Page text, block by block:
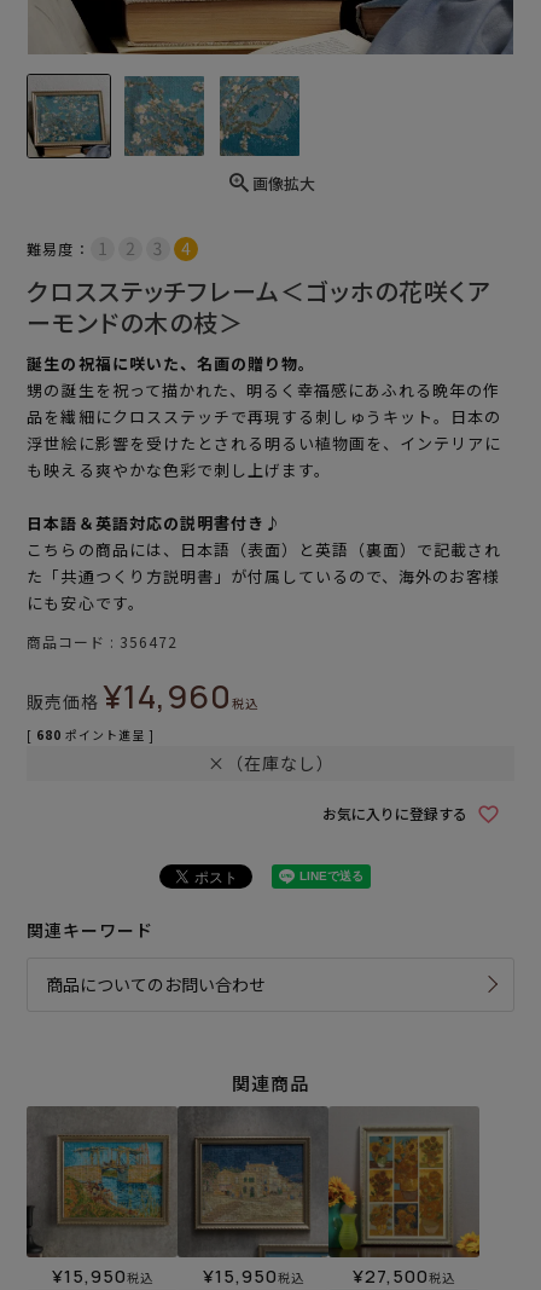
画像拡大
難易度：
クロスステッチフレーム＜ゴッホの花咲くア
ーモンドの木の枝＞
誕生の祝福に咲いた、名画の贈り物。
甥の誕生を祝って描かれた、明るく幸福感にあふれる晩年の作
品を繊細にクロスステッチで再現する刺しゅうキット。日本の
浮世絵に影響を受けたとされる明るい植物画を、インテリアに
も映える爽やかな色彩で刺し上げます。
日本語＆英語対応の説明書付き♪
こちらの商品には、日本語（表面）と英語（裏面）で記載され
た「共通つくり方説明書」が付属しているので、海外のお客様
にも安心です。
商品コード 356472
販売価格 ¥14,960税込
[ 680 ポイント進呈 ]
×（在庫なし）
お気に入りに登録する
関連キーワード
商品についてのお問い合わせ
関連商品
¥15,950税込 ¥15,950税込 ¥27,500税込